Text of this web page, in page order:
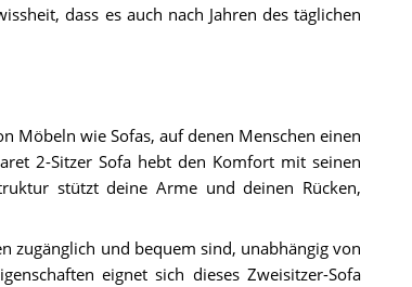
dass es auch nach Jahren des täglichen
Möbeln wie Sofas, auf denen Menschen einen
2-Sitzer Sofa hebt den Komfort mit seinen
stützt deine Arme und deinen Rücken,
zugänglich und bequem sind, unabhängig von
eignet sich dieses Zweisitzer-Sofa